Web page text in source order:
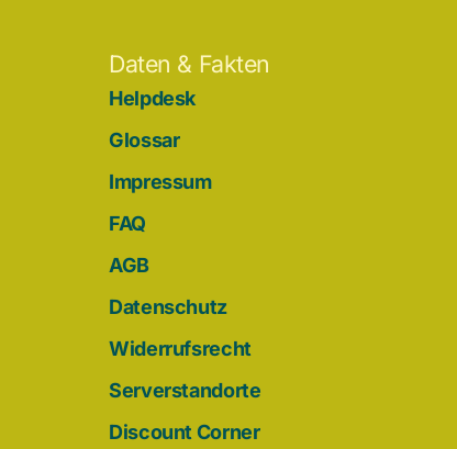
Daten & Fakten
Helpdesk
Glossar
Impressum
FAQ
AGB
Datenschutz
Widerrufsrecht
Serverstandorte
Discount Corner